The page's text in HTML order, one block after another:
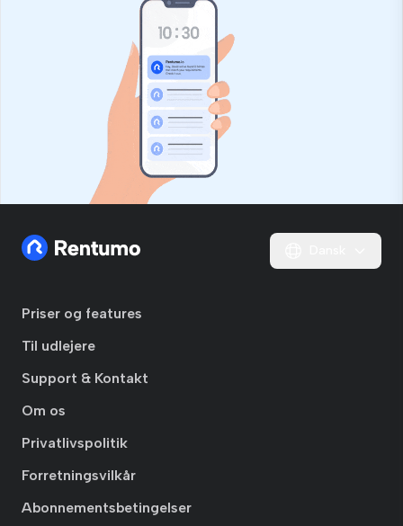
Priser og features
Til udlejere
Support & Kontakt
Om os
Privatlivspolitik
Forretningsvilkår
Abonnementsbetingelser